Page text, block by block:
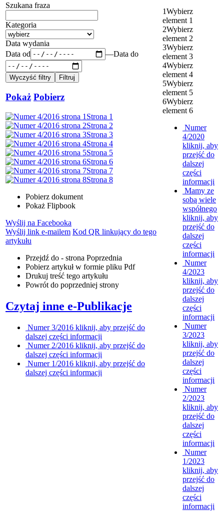
Szukana fraza
Kategoria
Data wydania
Data od
—Data do
Pokaż Pobierz
Strona 1
Strona 2
Strona 3
Strona 4
Strona 5
Strona 6
Strona 7
Strona 8
Pobierz dokument
Pokaż Flipbook
Wyślij na Facebooka
Wyślij link e-mailem Kod QR linkujący do tego
artykułu
Przejdź do - strona Poprzednia
Pobierz artykuł w formie pliku Pdf
Drukuj treść tego artykułu
Powrót do poprzedniej strony
Czytaj inne e-Publikacje
Numer 3/2016 kliknij, aby przejść do
dalszej części informacji
Numer 2/2016 kliknij, aby przejść do
dalszej części informacji
Numer 1/2016 kliknij, aby przejść do
dalszej części informacji
1Wybierz
element 1
2Wybierz
element 2
3Wybierz
element 3
4Wybierz
element 4
5Wybierz
element 5
6Wybierz
element 6
Numer
4/2020
kliknij, aby
przejść do
dalszej
części
informacji
Mamy ze
sobą wiele
współnego
kliknij, aby
przejść do
dalszej
części
informacji
Numer
4/2023
kliknij, aby
przejść do
dalszej
części
informacji
Numer
3/2023
kliknij, aby
przejść do
dalszej
części
informacji
Numer
2/2023
kliknij, aby
przejść do
dalszej
części
informacji
Numer
1/2023
kliknij, aby
przejść do
dalszej
części
informacji